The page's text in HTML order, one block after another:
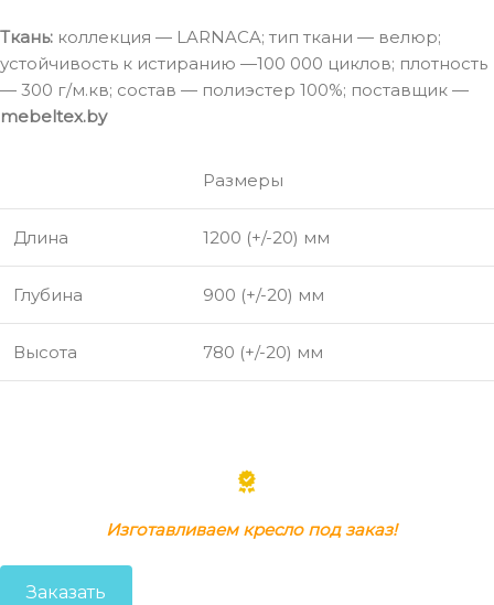
Ткань: коллекция — LARNACA; тип ткани — велюр;
устойчивость к истиранию —100 000 циклов; плотность
— 300 г/м.кв; состав — полиэстер 100%; поставщик —
mebeltex.by
Размеры
Длина 1200 (+/-20) мм
Глубина 900 (+/-20) мм
Высота 780 (+/-20) мм
Изготавливаем кресло под заказ!
Заказать